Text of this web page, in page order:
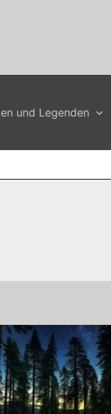
und Legenden